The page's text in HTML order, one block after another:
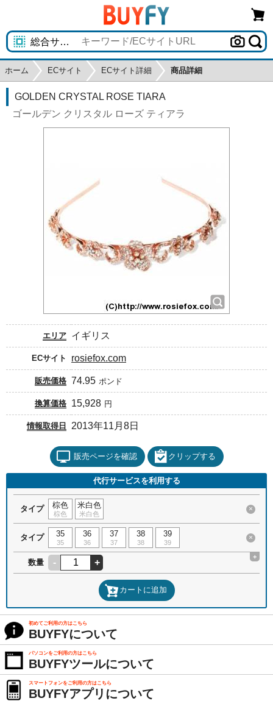
ホーム ECサイト ECサイト詳細 商品詳細
GOLDEN CRYSTAL ROSE TIARA
ゴールデン クリスタル ローズ ティアラ
エリア イギリス
ECサイト rosiefox.com
販売価格 74.95 ポンド
換算価格 15,928 円
情報取得日 2013年11月8日
販売ページを確認 クリップする
代行サービスを利用する
タイプ 棕色
棕色
米白色
米白色
×
タイプ 35
35
36
36
37
37
38
38
39
39
×
数量 - +
+
カートに追加
初めてご利用の方はこちら
BUYFYについて
パソコンをご利用の方はこちら
BUYFYツールについて
スマートフォンをご利用の方はこちら
BUYFYアプリについて